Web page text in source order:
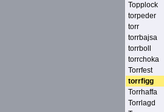
Topplock
torpeder
torr
torrbajsa
torrboll
torrchoka
Torrfest
torrfigg
Torrhaffa
Torrlagd